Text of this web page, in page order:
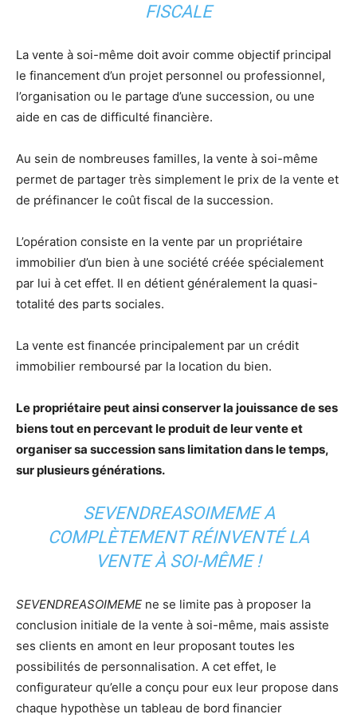
FISCALE
La vente à soi-même doit avoir comme objectif principal
le financement d’un projet personnel ou professionnel,
l’organisation ou le partage d’une succession, ou une
aide en cas de difficulté financière.
Au sein de nombreuses familles, la vente à soi-même
permet de partager très simplement le prix de la vente et
de préfinancer le coût fiscal de la succession.
L’opération consiste en la vente par un propriétaire
immobilier d’un bien à une société créée spécialement
par lui à cet effet. Il en détient généralement la quasi-
totalité des parts sociales.
La vente est financée principalement par un crédit
immobilier remboursé par la location du bien.
Le propriétaire peut ainsi conserver la jouissance de ses
biens tout en percevant le produit de leur vente et
organiser sa succession sans limitation dans le temps,
sur plusieurs générations.
SEVENDREASOIMEME A
COMPLÈTEMENT RÉINVENTÉ LA
VENTE À SOI-MÊME !
SEVENDREASOIMEME ne se limite pas à proposer la
conclusion initiale de la vente à soi-même, mais assiste
ses clients en amont en leur proposant toutes les
possibilités de personnalisation. A cet effet, le
configurateur qu’elle a conçu pour eux leur propose dans
chaque hypothèse un tableau de bord financier